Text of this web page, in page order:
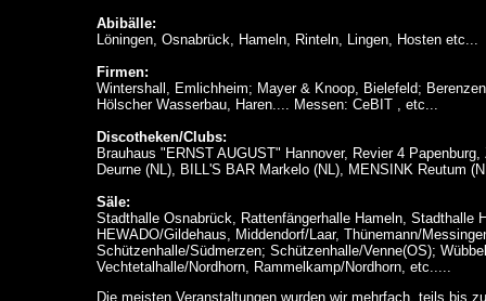
Abibälle:
Löningen, Osnabrück, Hameln, Rinteln, Lingen, Hosten etc...
Firmen:
Wintershall, Emlichheim; Mayer & Knoop, Bielefeld;
Hölscher Wasserbau, Haren.... Messen: CeBIT , etc...
Discotheken/Clubs:
Brauhaus "ERNST AUGUST" Hannover, Revier 4
Deurne (NL), BILL'S BAR Markelo (NL), MENSINK Reutum
Säle:
Stadthalle Osnabrück, Rattenfängerhalle Hameln,
HEWADO/Gildehaus, Middendorf/Laar, Thünemann/
Schützenhalle/Südmerzen; Schützenhalle/Venne(OS);
Vechtetalhalle/Nordhorn, Rammelkamp/Nordhorn, etc.....
Die meisten Veranstaltungen wurden wir mehrfach, teils bis